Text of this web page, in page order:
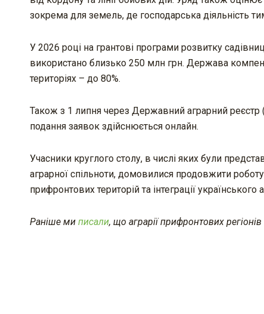
зокрема для земель, де господарська діяльність
У 2026 році на грантові програми розвитку
використано близько 250 млн грн. Держава
територіях – до 80%.
Також з 1 липня через Державний аграрний реєстр
подання заявок здійснюється онлайн.
Учасники круглого столу, в числі яких були
аграрної спільноти, домовилися продовжити
прифронтових територій та інтеграції
Раніше ми писали, що аграрії прифронтових